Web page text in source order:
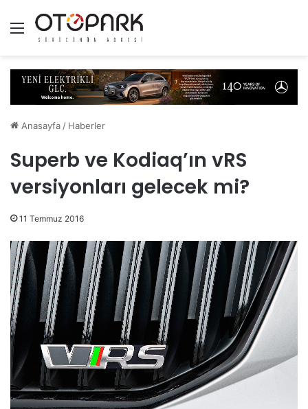
Menü
Anasayfa / Haberler
Superb ve Kodiaq’ın vRS
versiyonları gelecek mi?
11 Temmuz 2016